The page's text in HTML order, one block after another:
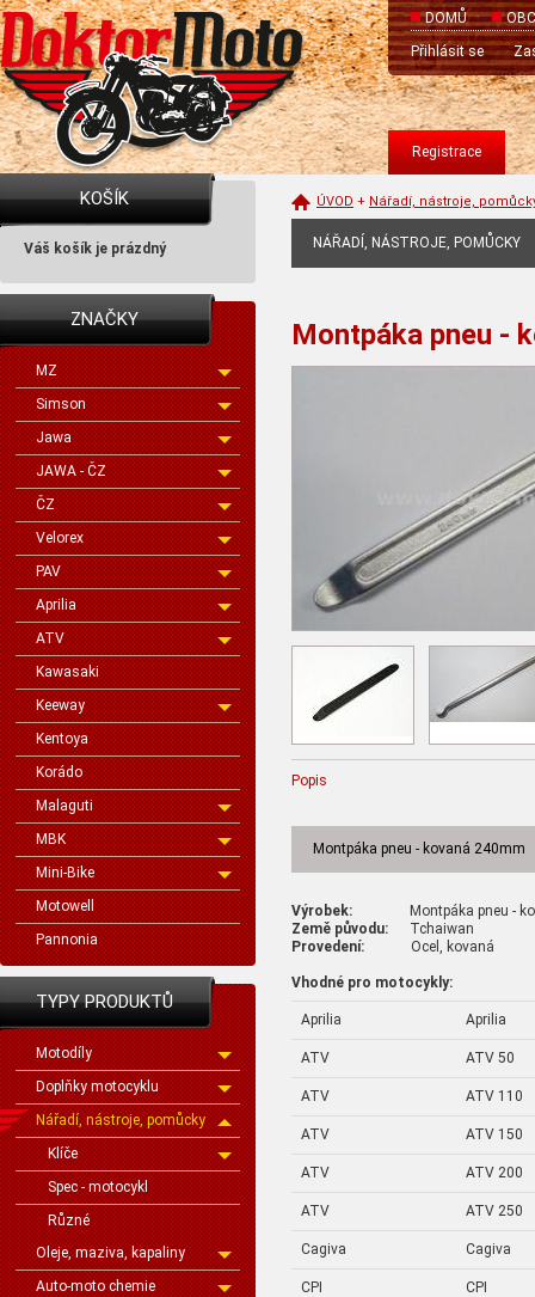
DOMŮ
Přihlásit se
Registrace
KOŠÍK
Váš košík je prázdný
ZNAČKY
MZ
Simson
Jawa
JAWA - ČZ
ČZ
Velorex
PAV
Aprilia
ATV
Kawasaki
Keeway
Kentoya
Korádo
Malaguti
MBK
Mini-Bike
Motowell
Pannonia
TYPY PRODUKTŮ
Motodíly
Doplňky motocyklu
Nářadí, nástroje, pomůcky
Klíče
Spec - motocykl
Různé
Oleje, maziva, kapaliny
Auto-moto chemie
ÚVOD + Nářadí, nástroje,
NÁŘADÍ, NÁSTROJE, POMŮCKY
Montpáka pneu -
Popis
Montpáka pneu - kovaná 240mm
Výrobek: Montpáka pneu -
Země původu: Tchaiwan
Provedení: Ocel, kovaná
Vhodné pro motocykly:
Aprilia Aprilia
ATV ATV 50
ATV ATV 110
ATV ATV 150
ATV ATV 200
ATV ATV 250
Cagiva Cagiva
CPI CPI